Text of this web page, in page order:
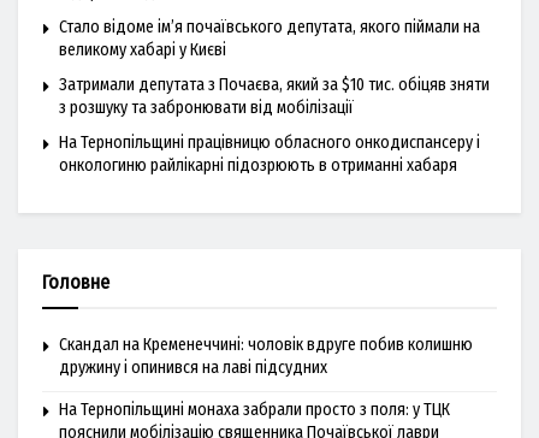
Стало відоме ім’я почаївського депутата, якого піймали на
великому хабарі у Києві
Затримали депутата з Почаєва, який за $10 тис. обіцяв зняти
з розшуку та забронювати від мобілізації
На Тернопільщині працівницю обласного онкодиспансеру і
онкологиню райлікарні підозрюють в отриманні хабаря
Головне
Скандал на Кременеччині: чоловік вдруге побив колишню
дружину і опинився на лаві підсудних
На Тернопільщині монаха забрали просто з поля: у ТЦК
пояснили мобілізацію священника Почаївської лаври